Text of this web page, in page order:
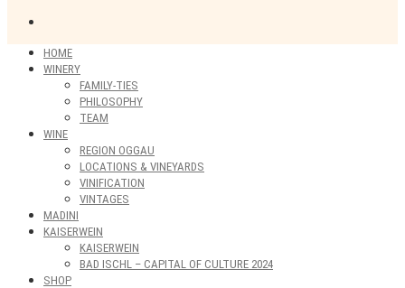
HOME
WINERY
FAMILY-TIES
PHILOSOPHY
TEAM
WINE
REGION OGGAU
LOCATIONS & VINEYARDS
VINIFICATION
VINTAGES
MADINI
KAISERWEIN
KAISERWEIN
BAD ISCHL – CAPITAL OF CULTURE 2024
SHOP